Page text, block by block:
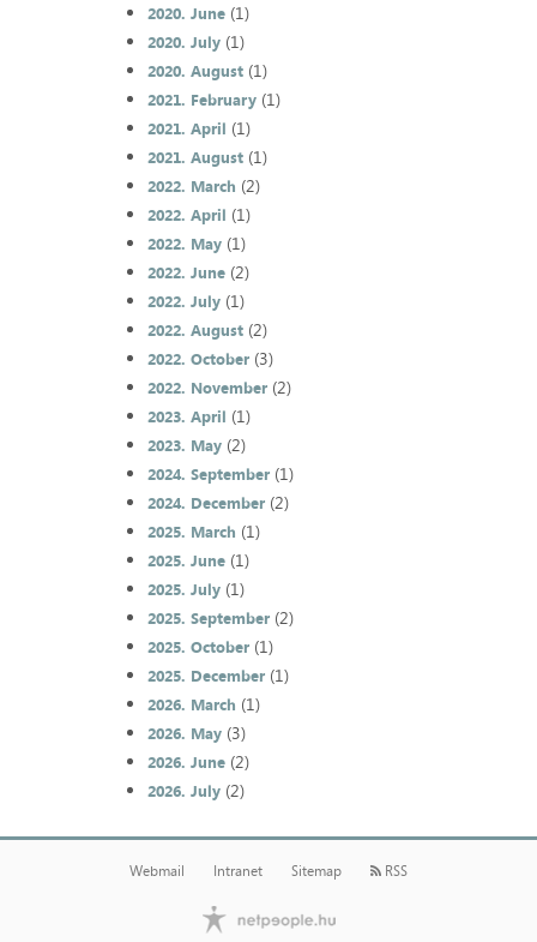
2020. June(1)
2020. July(1)
2020. August(1)
2021. February(1)
2021. April (1)
2021. August(1)
2022. March (2)
2022. April (1)
2022. May(1)
2022. June(2)
2022. July(1)
2022. August(2)
2022. October(3)
2022. November(2)
2023. April (1)
2023. May(2)
2024. September(1)
2024. December(2)
2025. March (1)
2025. June(1)
2025. July(1)
2025. September(2)
2025. October(1)
2025. December(1)
2026. March (1)
2026. May(3)
2026. June(2)
2026. July(2)
Webmail Intranet Sitemap RSS